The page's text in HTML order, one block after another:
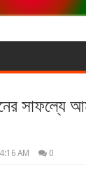
সাফল্যে
4:16 AM 0